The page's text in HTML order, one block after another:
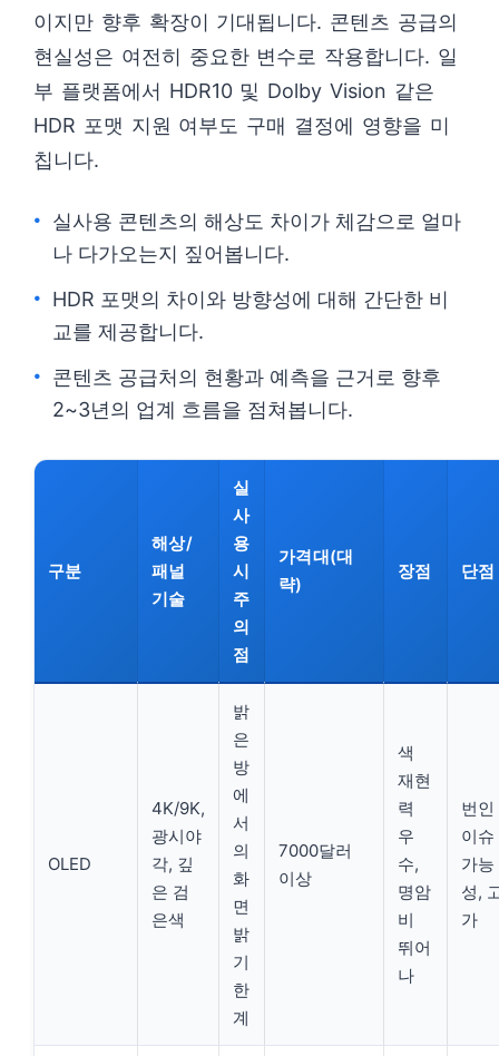
이지만 향후 확장이 기대됩니다. 콘텐츠 공급의
현실성은 여전히 중요한 변수로 작용합니다. 일
부 플랫폼에서 HDR10 및 Dolby Vision 같은
HDR 포맷 지원 여부도 구매 결정에 영향을 미
칩니다.
실사용 콘텐츠의 해상도 차이가 체감으로 얼마
나 다가오는지 짚어봅니다.
HDR 포맷의 차이와 방향성에 대해 간단한 비
교를 제공합니다.
콘텐츠 공급처의 현황과 예측을 근거로 향후
2~3년의 업계 흐름을 점쳐봅니다.
구분
해상/
패널
기술
실
사
용
시
주
의
점
가격대(대
략)
장점 단점
OLED
4K/9K,
광시야
각, 깊
은 검
은색
밝
은
방
에
서
의
화
면
밝
기
한
계
7000달러
이상
색
재현
력
우
수,
명암
비
뛰어
나
번인
이슈
가능
성,
가